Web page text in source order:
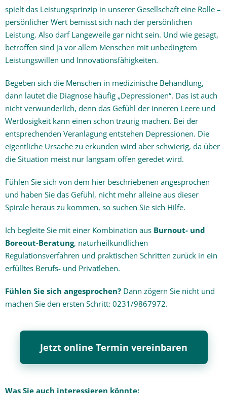
spielt das Leistungsprinzip in unserer Gesellschaft eine Rolle –
persönlicher Wert bemisst sich nach der persönlichen
Leistung. Also darf Langeweile gar nicht sein. Und wie gesagt,
betroffen sind ja vor allem Menschen mit unbedingtem
Leistungswillen und Innovationsfähigkeiten.
Begeben sich die Menschen in medizinische Behandlung,
dann lautet die Diagnose häufig „Depressionen“. Das ist auch
nicht verwunderlich, denn das Gefühl der inneren Leere und
Wertlosigkeit kann einen schon traurig machen. Bei der
entsprechenden Veranlagung entstehen Depressionen. Die
eigentliche Ursache zu erkunden wird aber schwierig, da über
die Situation meist nur langsam offen geredet wird.
Fühlen Sie sich von dem hier beschriebenen angesprochen
und haben Sie das Gefühl, nicht mehr alleine aus dieser
Spirale heraus zu kommen, so suchen Sie sich Hilfe.
Ich begleite Sie mit einer Kombination aus Burnout- und
Boreout-Beratung, naturheilkundlichen
Regulationsverfahren und praktischen Schritten zurück in ein
erfülltes Berufs- und Privatleben.
Fühlen Sie sich angesprochen? Dann zögern Sie nicht und
machen Sie den ersten Schritt: 0231/9867972.
Jetzt online Termin vereinbaren
Was Sie auch interessieren könnte: